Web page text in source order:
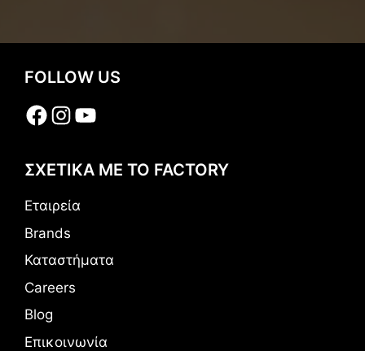
FOLLOW US
Facebook
Instagram
YouTube
ΣΧΕΤΙΚΑ ΜΕ ΤΟ FACTORY
Εταιρεία
Brands
Καταστήματα
Careers
Blog
Επικοινωνία